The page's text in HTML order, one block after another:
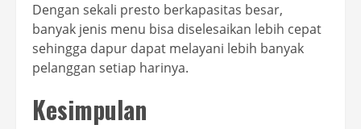
Dengan sekali presto berkapasitas besar,
banyak jenis menu bisa diselesaikan lebih cepat
sehingga dapur dapat melayani lebih banyak
pelanggan setiap harinya.
Kesimpulan